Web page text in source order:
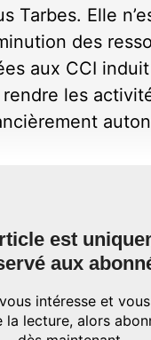
Tarbes. Elle
des
aux CCI
les